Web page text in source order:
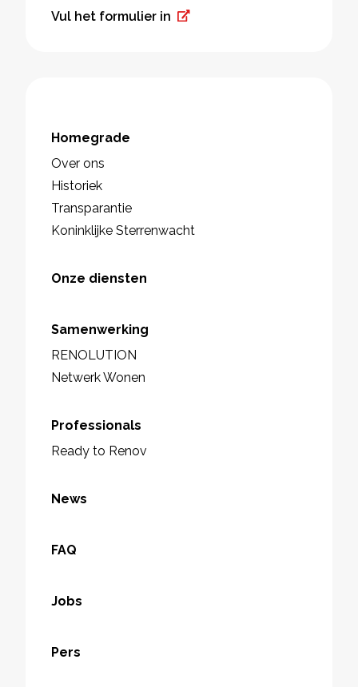
Vul het formulier in
Homegrade
Over ons
Historiek
Transparantie
Koninklijke Sterrenwacht
Onze diensten
Samenwerking
RENOLUTION
Netwerk Wonen
Professionals
Ready to Renov
News
FAQ
Jobs
Pers